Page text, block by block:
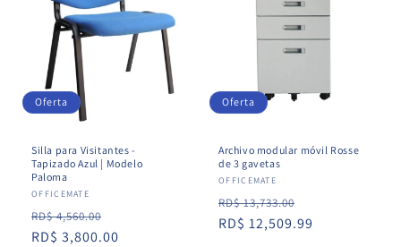
Oferta
Silla para Visitantes -
Tapizado Azul | Modelo
Paloma
Proveedor:
OFFICEMATE
Precio
habitual
RD$ 4,560.00
de
RD$ 3,800.00
Oferta
Archivo modular móvil Rosse
de 3 gavetas
Proveedor:
OFFICEMATE
Precio
habitual
RD$ 13,733.00
de
RD$ 12,509.99